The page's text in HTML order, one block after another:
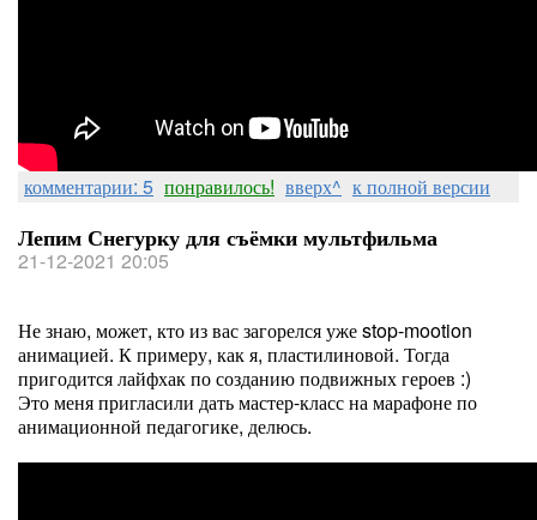
комментарии: 5 понравилось! вверх^ к полной версии
Лепим Снегурку для съёмки мультфильма
21-12-2021 20:05
Не знаю, может, кто из вас загорелся уже stop-mootion
анимацией. К примеру, как я, пластилиновой. Тогда
пригодится лайфхак по созданию подвижных героев :)
Это меня пригласили дать мастер-класс на марафоне по
анимационной педагогике, делюсь.